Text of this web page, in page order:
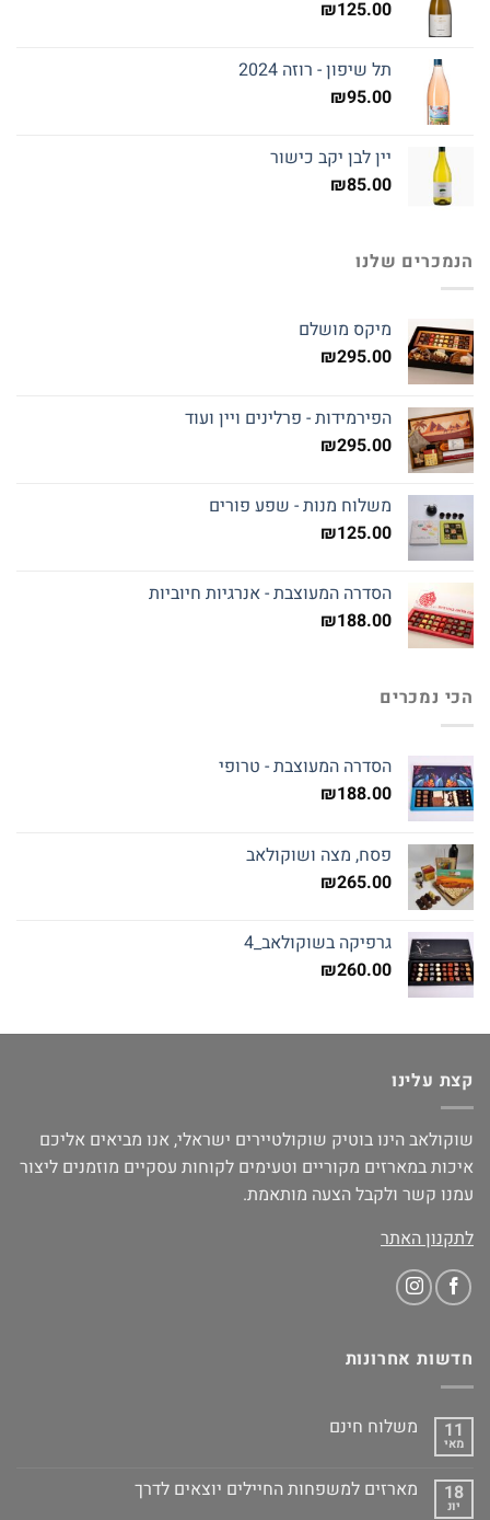
₪125.00
תל שיפון - רוזה 2024
₪95.00
יין לבן יקב כישור
₪85.00
הנמכרים שלנו
מיקס מושלם
₪295.00
הפירמידות - פרלינים ויין ועוד
₪295.00
משלוח מנות - שפע פורים
₪125.00
הסדרה המעוצבת - אנרגיות חיוביות
₪188.00
הכי נמכרים
הסדרה המעוצבת - טרופי
₪188.00
פסח, מצה ושוקולאב
₪265.00
גרפיקה בשוקולאב_4
₪260.00
קצת עלינו
שוקולאב הינו בוטיק שוקולטיירים ישראלי, אנו מביאים אליכם
איכות במארזים מקוריים וטעימים לקוחות עסקיים מוזמנים ליצור
עמנו קשר ולקבל הצעה מותאמת.
לתקנון האתר
חדשות אחרונות
11
מאי
משלוח חינם
18
יונ
מארזים למשפחות החיילים יוצאים לדרך